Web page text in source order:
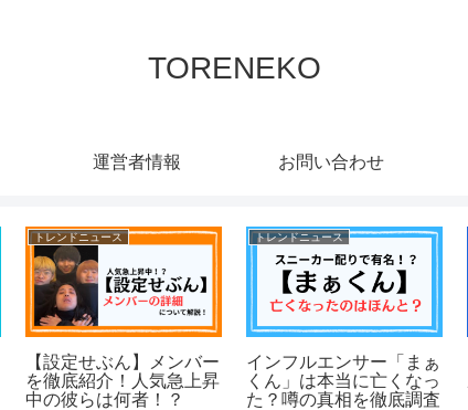
TORENEKO
運営者情報 お問い合わせ
トレンドニュース
【設定せぶん】メンバー
を徹底紹介！人気急上昇
中の彼らは何者！？
トレンドニュース
インフルエンサー「まぁ
くん」は本当に亡くなっ
た？噂の真相を徹底調査